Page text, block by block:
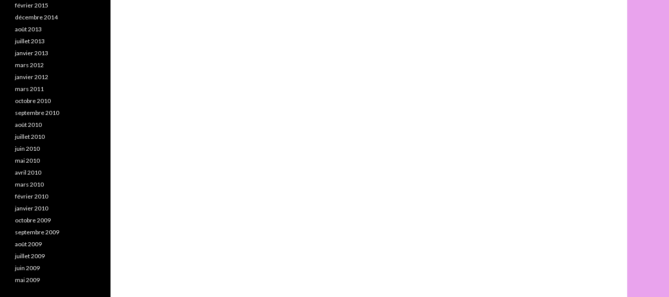
février 2015
décembre 2014
août 2013
juillet 2013
janvier 2013
mars 2012
janvier 2012
mars 2011
octobre 2010
septembre 2010
août 2010
juillet 2010
juin 2010
mai 2010
avril 2010
mars 2010
février 2010
janvier 2010
octobre 2009
septembre 2009
août 2009
juillet 2009
juin 2009
mai 2009